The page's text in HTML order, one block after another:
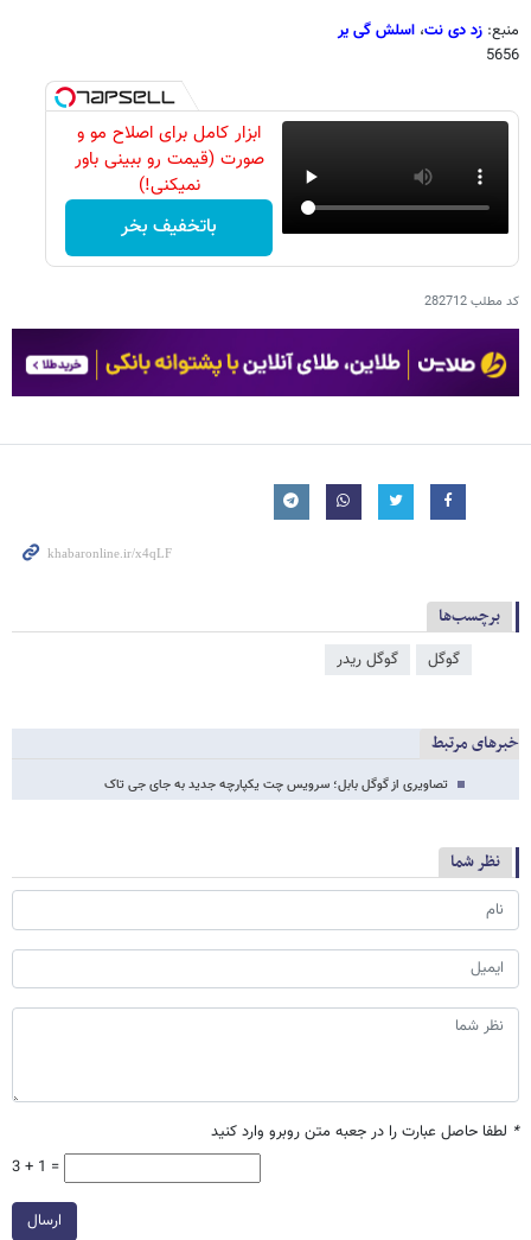
منبع: زد دی نت، اسلش گی یر
5656
ابزار کامل برای اصلاح مو و
صورت (قیمت رو ببینی باور
نمیکنی!)
باتخفیف بخر
کد مطلب282712
برچسب‌ها
گوگل گوگل ریدر
خبرهای مرتبط
تصاویری از گوگل بابل؛ سرویس چت یکپارچه جدید به جای جی تاک
نظر شما
* لطفا حاصل عبارت را در جعبه متن روبرو وارد کنید
3 + 1 =
ارسال